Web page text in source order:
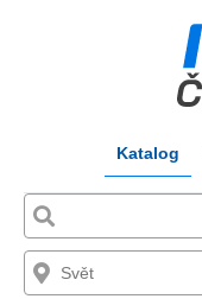
Katalog